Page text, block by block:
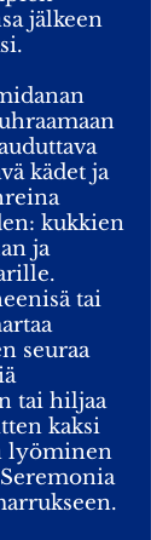
jälkeen
kädet ja
kukkien
ja
tai
seuraa
tai hiljaa
kaksi
lyöminen